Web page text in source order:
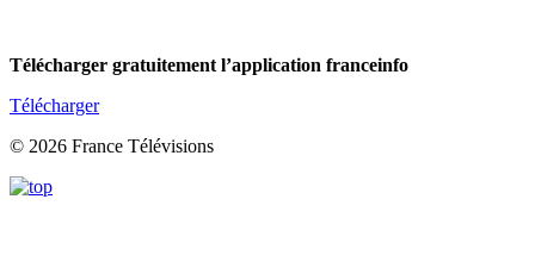
Télécharger gratuitement l’application franceinfo
Télécharger
© 2026 France Télévisions